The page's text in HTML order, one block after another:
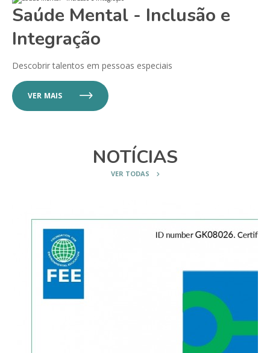
Saúde Mental - Inclusão e
Integração
Descobrir talentos em pessoas especiais
VER MAIS
NOTÍCIAS
VER TODAS